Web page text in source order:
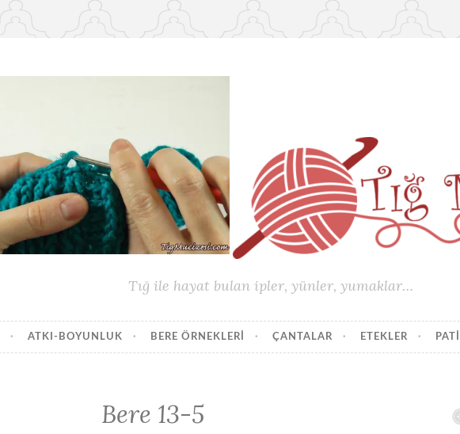
Tığ ile hayat bulan ipler, yünler, yumaklar…
ATKI-BOYUNLUK BERE ÖRNEKLERI ÇANTALAR ETEKLER
Bere 13-5